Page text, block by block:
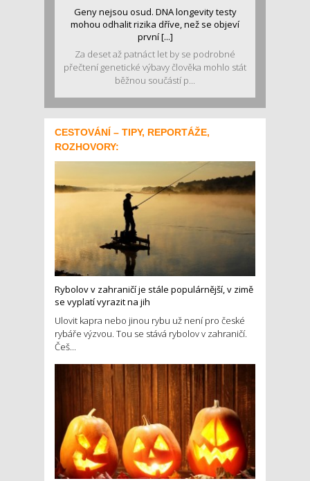
Geny nejsou osud. DNA longevity testy
mohou odhalit rizika dříve, než se objeví
první [...]
Za deset až patnáct let by se podrobné
přečtení genetické výbavy člověka mohlo stát
běžnou součástí p...
CESTOVÁNÍ – TIPY, REPORTÁŽE,
ROZHOVORY:
Rybolov v zahraničí je stále populárnější, v zimě
se vyplatí vyrazit na jih
Ulovit kapra nebo jinou rybu už není pro české
rybáře výzvou. Tou se stává rybolov v zahraničí.
Češ...